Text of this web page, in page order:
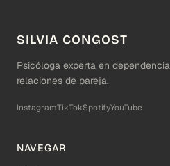
SILVIA CONGOST
Psicóloga experta en
relaciones de pareja.
InstagramTikTokSpotifyYouTube
NAVEGAR